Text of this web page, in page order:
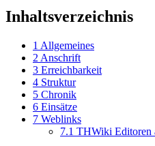
Inhaltsverzeichnis
1 Allgemeines
2 Anschrift
3 Erreichbarkeit
4 Struktur
5 Chronik
6 Einsätze
7 Weblinks
7.1 THWiki Editoren